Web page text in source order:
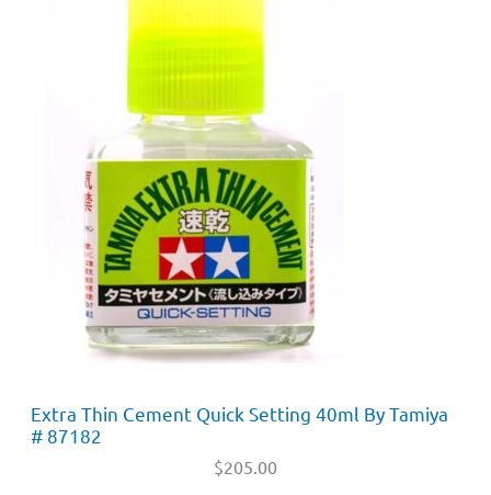
Extra Thin Cement Quick Setting 40ml By Tamiya
# 87182
$205.00